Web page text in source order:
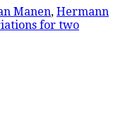
Manen, Hermann
for two